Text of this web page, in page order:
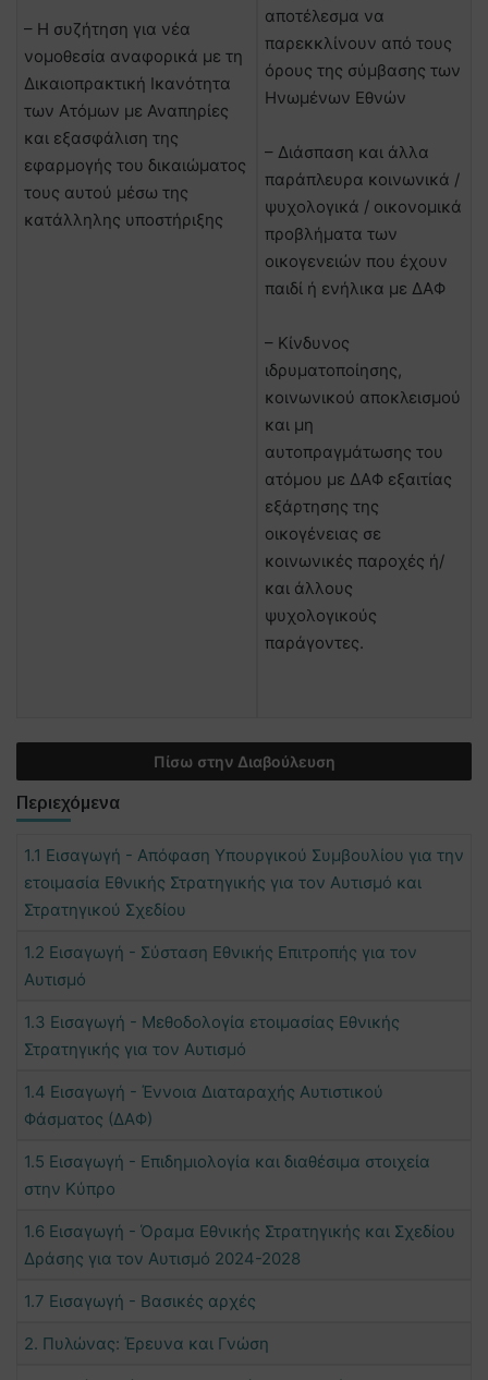
– Η συζήτηση για νέα
νομοθεσία αναφορικά με τη
Δικαιοπρακτική Ικανότητα
των Ατόμων με Αναπηρίες
και εξασφάλιση της
εφαρμογής του δικαιώματος
τους αυτού μέσω της
κατάλληλης υποστήριξης
αποτέλεσμα να
παρεκκλίνουν από τους
όρους της σύμβασης των
Ηνωμένων Εθνών
– Διάσπαση και άλλα
παράπλευρα κοινωνικά /
ψυχολογικά / οικονομικά
προβλήματα των
οικογενειών που έχουν
παιδί ή ενήλικα με ΔΑΦ
– Κίνδυνος
ιδρυματοποίησης,
κοινωνικού αποκλεισμού
και μη
αυτοπραγμάτωσης του
ατόμου με ΔΑΦ εξαιτίας
εξάρτησης της
οικογένειας σε
κοινωνικές παροχές ή/
και άλλους
ψυχολογικούς
παράγοντες.
Πίσω στην Διαβούλευση
Περιεχόμενα
1.1 Εισαγωγή - Απόφαση Υπουργικού Συμβουλίου για την
ετοιμασία Εθνικής Στρατηγικής για τον Αυτισμό και
Στρατηγικού Σχεδίου
1.2 Εισαγωγή - Σύσταση Εθνικής Επιτροπής για τον
Αυτισμό
1.3 Εισαγωγή - Μεθοδολογία ετοιμασίας Εθνικής
Στρατηγικής για τον Αυτισμό
1.4 Εισαγωγή - Έννοια Διαταραχής Αυτιστικού
Φάσματος (ΔΑΦ)
1.5 Εισαγωγή - Επιδημιολογία και διαθέσιμα στοιχεία
στην Κύπρο
1.6 Εισαγωγή - Όραμα Εθνικής Στρατηγικής και Σχεδίου
Δράσης για τον Αυτισμό 2024-2028
1.7 Εισαγωγή - Βασικές αρχές
2. Πυλώνας: Έρευνα και Γνώση